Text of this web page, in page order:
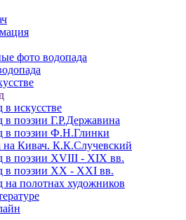
фото водопада
в искусстве
в поэзии Г.Р.Державина
в поэзии Ф.Н.Глинки
на Кивач. К.К.Случевский
в поэзии XVIII - XIX вв.
в поэзии XX - XXI вв.
на полотнах художников